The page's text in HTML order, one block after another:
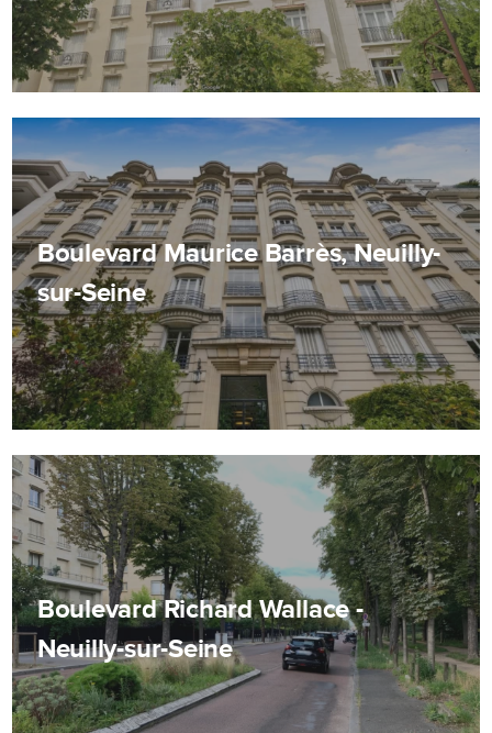
Boulevard Maurice Barrès, Neuilly-
sur-Seine
Boulevard Richard Wallace -
Neuilly-sur-Seine